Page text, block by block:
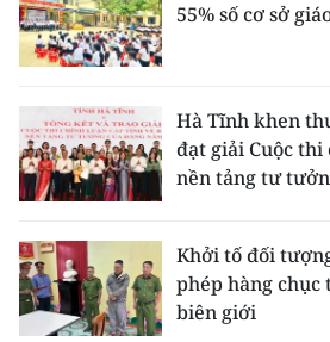
55% số cơ sở
Hà Tĩnh khen
đạt giải Cuộc thi
nền tảng tư
Khởi tố đối
phép hàng chục
biên giới